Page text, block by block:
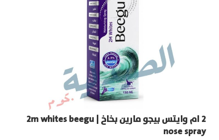
2 ام وايتس بيجو مارين بخاخ | 2m whites beegu
nose spray